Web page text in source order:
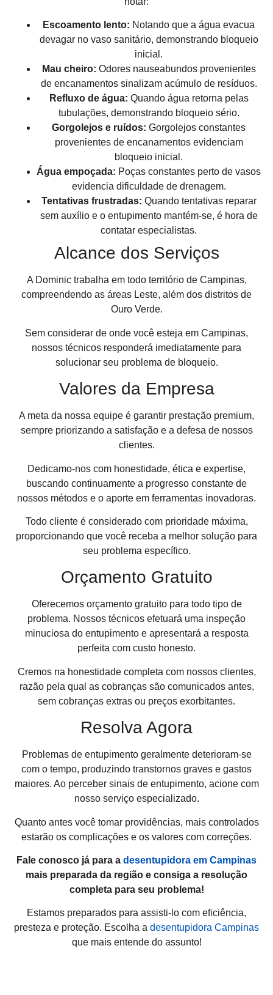
Escoamento lento: Notando que a água evacua
devagar no vaso sanitário, demonstrando bloqueio
inicial.
Mau cheiro: Odores nauseabundos provenientes
de encanamentos sinalizam acúmulo de resíduos.
Refluxo de água: Quando água retorna pelas
tubulações, demonstrando bloqueio sério.
Gorgolejos e ruídos: Gorgolejos constantes
provenientes de encanamentos evidenciam
bloqueio inicial.
Água empoçada: Poças constantes perto de vasos
evidencia dificuldade de drenagem.
Tentativas frustradas: Quando tentativas reparar
sem auxílio e o entupimento mantém-se, é hora de
contatar especialistas.
Alcance dos Serviços
A Dominic trabalha em todo território de Campinas,
compreendendo as áreas Leste, além dos distritos de
Ouro Verde.
Sem considerar de onde você esteja em Campinas,
nossos técnicos responderá imediatamente para
solucionar seu problema de bloqueio.
Valores da Empresa
A meta da nossa equipe é garantir prestação premium,
sempre priorizando a satisfação e a defesa de nossos
clientes.
Dedicamo-nos com honestidade, ética e expertise,
buscando continuamente a progresso constante de
nossos métodos e o aporte em ferramentas inovadoras.
Todo cliente é considerado com prioridade máxima,
proporcionando que você receba a melhor solução para
seu problema específico.
Orçamento Gratuito
Oferecemos orçamento gratuito para todo tipo de
problema. Nossos técnicos efetuará uma inspeção
minuciosa do entupimento e apresentará a resposta
perfeita com custo honesto.
Cremos na honestidade completa com nossos clientes,
razão pela qual as cobranças são comunicados antes,
sem cobranças extras ou preços exorbitantes.
Resolva Agora
Problemas de entupimento geralmente deterioram-se
com o tempo, produzindo transtornos graves e gastos
maiores. Ao perceber sinais de entupimento, acione com
nosso serviço especializado.
Quanto antes você tomar providências, mais controlados
estarão os complicações e os valores com correções.
Fale conosco já para a desentupidora em Campinas
mais preparada da região e consiga a resolução
completa para seu problema!
Estamos preparados para assisti-lo com eficiência,
presteza e proteção. Escolha a desentupidora Campinas
que mais entende do assunto!